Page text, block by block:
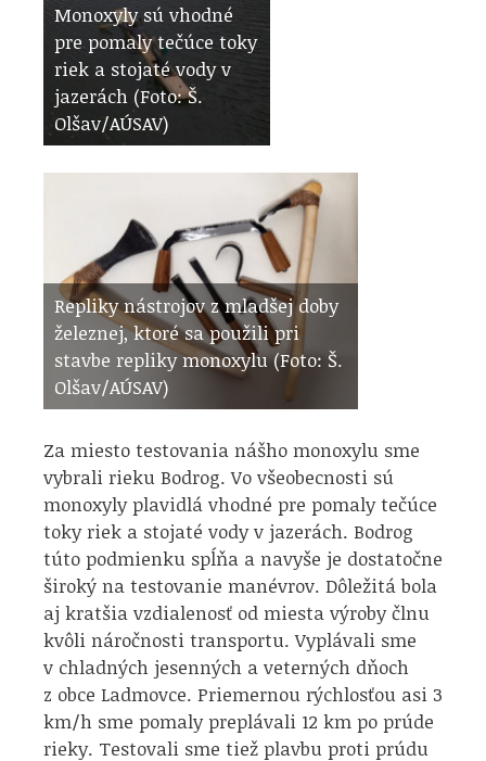
Monoxyly sú vhodné
pre pomaly tečúce toky
riek a stojaté vody v
jazerách (Foto: Š.
Olšav/AÚSAV)
Repliky nástrojov z mladšej doby
železnej, ktoré sa použili pri
stavbe repliky monoxylu (Foto: Š.
Olšav/AÚSAV)
Za miesto testovania nášho monoxylu sme
vybrali rieku Bodrog. Vo všeobecnosti sú
monoxyly plavidlá vhodné pre pomaly tečúce
toky riek a stojaté vody v jazerách. Bodrog
túto podmienku spĺňa a navyše je dostatočne
široký na testovanie manévrov. Dôležitá bola
aj kratšia vzdialenosť od miesta výroby člnu
kvôli náročnosti transportu. Vyplávali sme
v chladných jesenných a veterných dňoch
z obce Ladmovce. Priemernou rýchlosťou asi 3
km/h sme pomaly preplávali 12 km po prúde
rieky. Testovali sme tiež plavbu proti prúdu